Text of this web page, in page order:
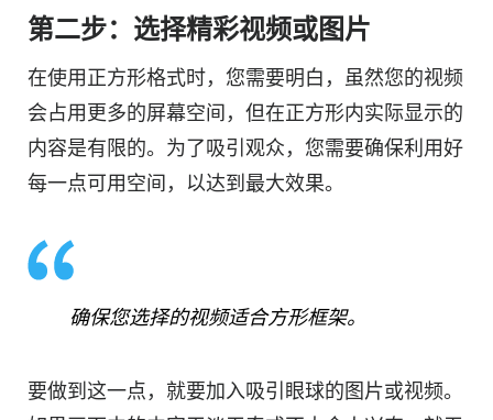
第二步：选择精彩视频或图片
在使用正方形格式时，您需要明白，虽然您的视频
会占用更多的屏幕空间，但在正方形内实际显示的
内容是有限的。为了吸引观众，您需要确保利用好
每一点可用空间，以达到最大效果。
确保您选择的视频适合方形框架。
要做到这一点，就要加入吸引眼球的图片或视频。